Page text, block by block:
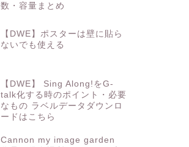
数・容量まとめ
【DWE】ポスターは壁に貼ら
ないでも使える
【DWE】 Sing Along!をG-
talk化する時のポイント・必要
なもの ラベルデータダウンロ
ードはこちら
Cannon my image garden